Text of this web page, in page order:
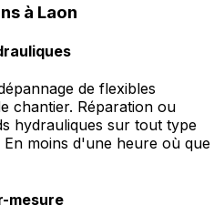
à Laon
de flexibles
chantier. Réparation ou
hydrauliques sur tout type
moins d'une heure où que
mesure